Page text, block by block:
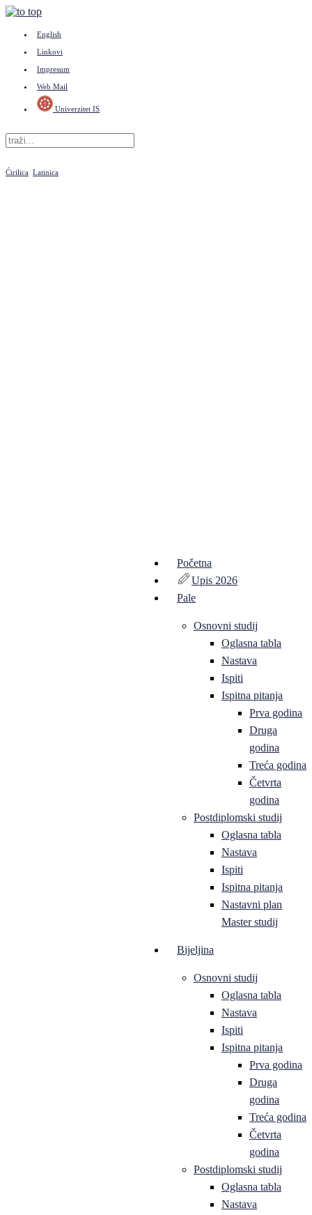
English
Linkovi
Impresum
Web Mail
Univerzitet IS
Ćirilica Latinica
Početna
Upis 2026
Pale
Osnovni studij
Oglasna tabla
Nastava
Ispiti
Ispitna pitanja
Prva godina
Druga
godina
Treća godina
Četvrta
godina
Postdiplomski studij
Oglasna tabla
Nastava
Ispiti
Ispitna pitanja
Nastavni plan
Master studij
Bijeljina
Osnovni studij
Oglasna tabla
Nastava
Ispiti
Ispitna pitanja
Prva godina
Druga
godina
Treća godina
Četvrta
godina
Postdiplomski studij
Oglasna tabla
Nastava